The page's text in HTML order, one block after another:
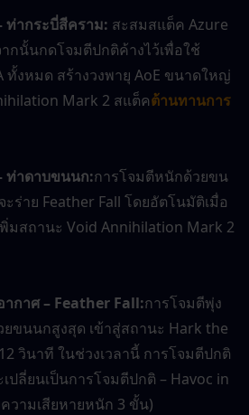
ท่ากระบี่สีคราม: สะสมสแต็ค Azure
กนั้นกดโจมตีปกติค้างไว้เพื่อใช้
ทั้งหมด สร้างวงพายุ AoE ขนาดใหญ่
Mark 2 สแต็คต้านทานการ
ท่าดาบขนนก:การโจมตีหนักด้วยขน
ร่าย Feather Fall โดยอัตโนมัติเมื่อ
มสถานะ Void Annihilation Mark 2
ากาศ – Feather Fall:การโจมตีพุ่ง
ยขนนกสูงสุด เข้าสู่สถานะ Hark the
วินาที ในช่วงเวลานี้ การโจมตีปกติ
ปลี่ยนเป็นการโจมตีปกติ – Havoc in
วามเสียหายหนัก 3 ขั้น)